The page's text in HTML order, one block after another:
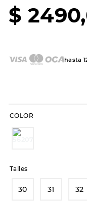
$ 2490,
hasta
COLOR
Talles
30 31 32